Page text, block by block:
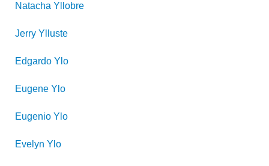
Natacha Yllobre
Jerry Ylluste
Edgardo Ylo
Eugene Ylo
Eugenio Ylo
Evelyn Ylo